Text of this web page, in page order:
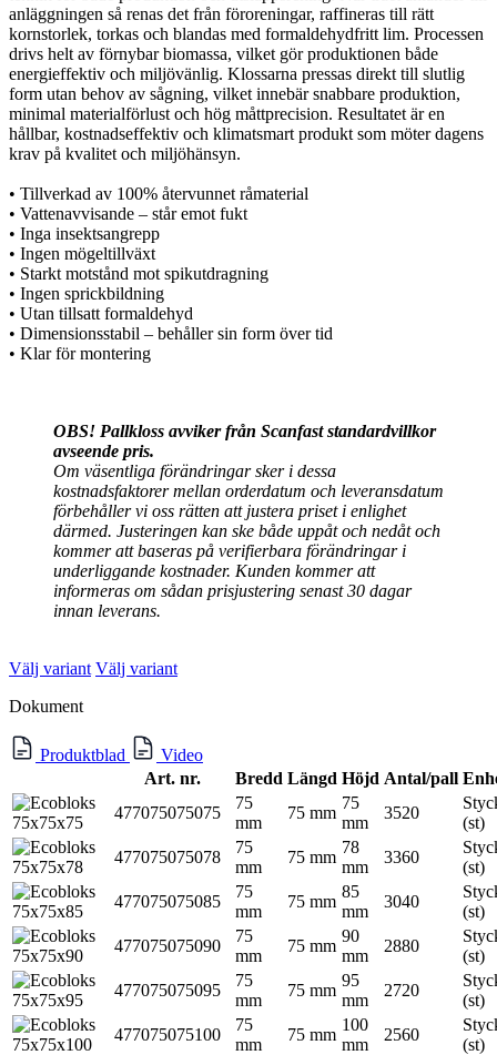
anläggningen så renas det från föroreningar, raffineras till rätt
kornstorlek, torkas och blandas med formaldehydfritt lim. Processen
drivs helt av förnybar biomassa, vilket gör produktionen både
energieffektiv och miljövänlig. Klossarna pressas direkt till slutlig
form utan behov av sågning, vilket innebär snabbare produktion,
minimal materialförlust och hög måttprecision. Resultatet är en
hållbar, kostnadseffektiv och klimatsmart produkt som möter dagens
krav på kvalitet och miljöhänsyn.
• Tillverkad av 100% återvunnet råmaterial
• Vattenavvisande – står emot fukt
• Inga insektsangrepp
• Ingen mögeltillväxt
• Starkt motstånd mot spikutdragning
• Ingen sprickbildning
• Utan tillsatt formaldehyd
• Dimensionsstabil – behåller sin form över tid
• Klar för montering
OBS! Pallkloss avviker från Scanfast standardvillkor
avseende pris.
Om väsentliga förändringar sker i dessa
kostnadsfaktorer mellan orderdatum och leveransdatum
förbehåller vi oss rätten att justera priset i enlighet
därmed. Justeringen kan ske både uppåt och nedåt och
kommer att baseras på verifierbara förändringar i
underliggande kostnader. Kunden kommer att
informeras om sådan prisjustering senast 30 dagar
innan leverans.
Välj variant Välj variant
Dokument
Produktblad
Video
Art. nr.
Bredd Längd Höjd Antal/pall
477075075075
75
mm
75 mm
75
mm
3520
(st)
477075075078
75
mm
75 mm
78
mm
3360
(st)
477075075085
75
mm
75 mm
85
mm
3040
(st)
477075075090
75
mm
75 mm
90
mm
2880
(st)
477075075095
75
mm
75 mm
95
mm
2720
(st)
477075075100
75
mm
75 mm
100
mm
2560
(st)